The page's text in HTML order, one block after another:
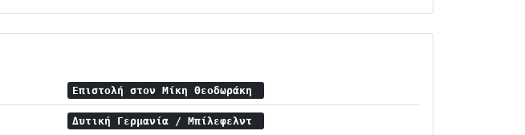
Επιστολή στον Μίκη Θεοδωράκη
Δυτική Γερμανία / Μπίλεφελντ